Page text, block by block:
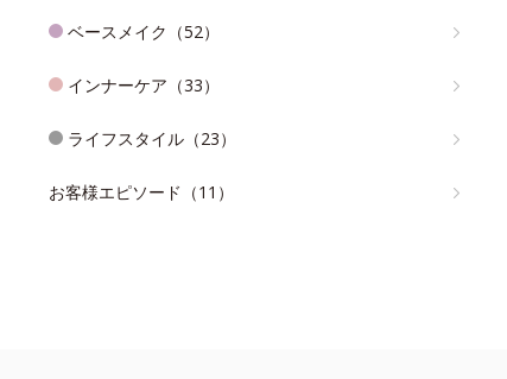
ベースメイク（52）
インナーケア（33）
ライフスタイル（23）
お客様エピソード（11）